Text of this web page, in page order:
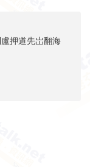
押道先岀翻海